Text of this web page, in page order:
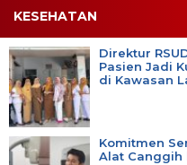
KESEHATAN
Direktur
Pasien Jadi
di Kawasan
Komitmen
Alat Canggih